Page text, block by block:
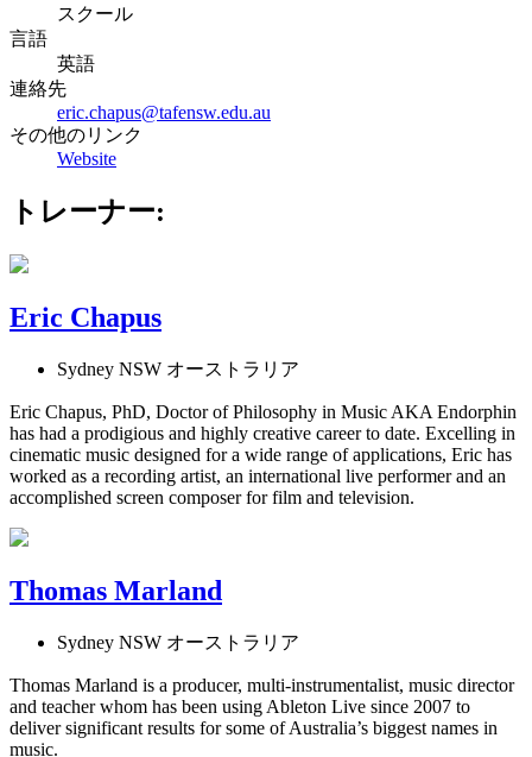
スクール
言語
英語
連絡先
eric.chapus@tafensw.edu.au
その他のリンク
Website
トレーナー:
Eric Chapus
Sydney NSW オーストラリア
Eric Chapus, PhD, Doctor of Philosophy in Music AKA Endorphin
has had a prodigious and highly creative career to date. Excelling in
cinematic music designed for a wide range of applications, Eric has
worked as a recording artist, an international live performer and an
accomplished screen composer for film and television.
Thomas Marland
Sydney NSW オーストラリア
Thomas Marland is a producer, multi-instrumentalist, music director
and teacher whom has been using Ableton Live since 2007 to
deliver significant results for some of Australia’s biggest names in
music.